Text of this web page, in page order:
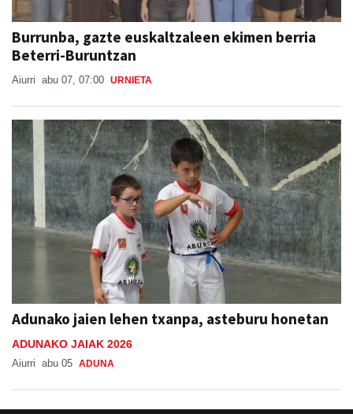
Burrunba, gazte euskaltzaleen ekimen berria
Beterri-Buruntzan
Aiurri abu 07, 07:00 URNIETA
Adunako jaien lehen txanpa, asteburu honetan
ADUNAKO JAIAK 2026
Aiurri abu 05 ADUNA